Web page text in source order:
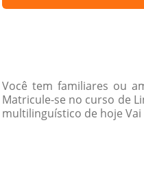
Você tem familiares ou
Matricule-se no curso de
multilinguístico de hoje Vai